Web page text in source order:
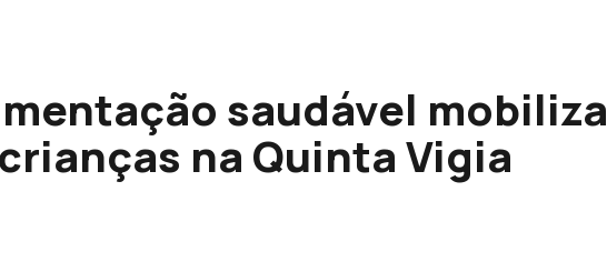
saudável mobiliza
na Quinta Vigia